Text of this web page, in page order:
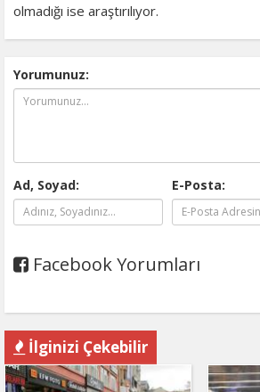
olmadığı ise araştırılıyor.
Yorumunuz:
Ad, Soyad: E-Posta:
Facebook Yorumları
İlginizi Çekebilir